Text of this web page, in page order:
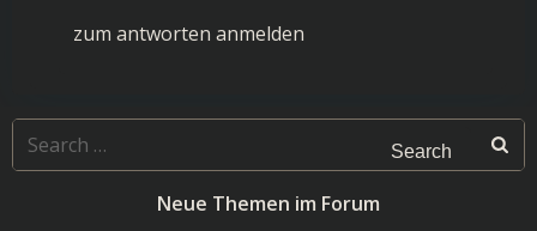
zum antworten anmelden
Search
for:
Neue Themen im Forum